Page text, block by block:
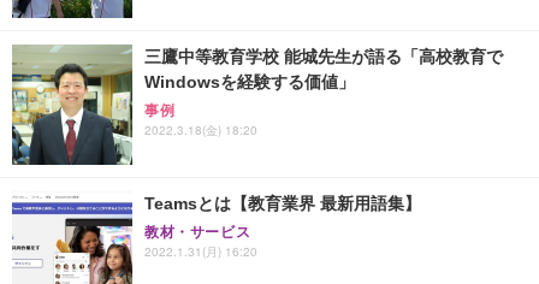
三鷹中等教育学校 能城先生が語る「高校教育で
Windowsを経験する価値」
事例
2022.3.18(金) 18:20
Teamsとは【教育業界 最新用語集】
教材・サービス
2022.1.31(月) 16:20